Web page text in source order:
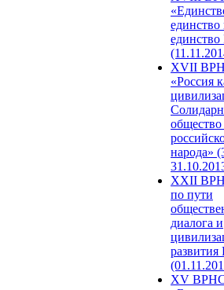
единство
единство
XVII
«Россия
народа»
XXII
по пути
диалога и
развития
XV